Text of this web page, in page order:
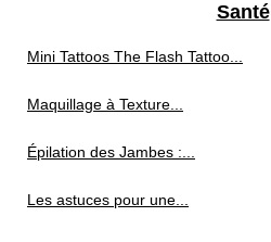
Santé
Mini Tattoos The Flash Tattoo...
Maquillage à Texture...
Épilation des Jambes :...
Les astuces pour une...